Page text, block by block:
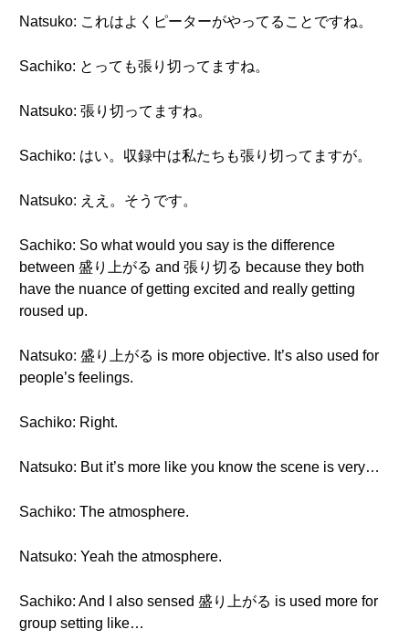
Natsuko: これはよくピーターがやってることですね。
Sachiko: とっても張り切ってますね。
Natsuko: 張り切ってますね。
Sachiko: はい。収録中は私たちも張り切ってますが。
Natsuko: ええ。そうです。
Sachiko: So what would you say is the difference
between 盛り上がる and 張り切る because they both
have the nuance of getting excited and really getting
roused up.
Natsuko: 盛り上がる is more objective. It’s also used for
people’s feelings.
Sachiko: Right.
Natsuko: But it’s more like you know the scene is very…
Sachiko: The atmosphere.
Natsuko: Yeah the atmosphere.
Sachiko: And I also sensed 盛り上がる is used more for
group setting like…